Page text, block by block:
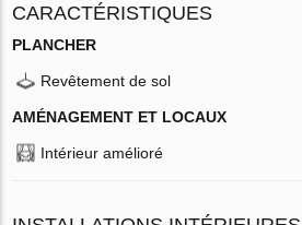
CARACTÉRISTIQUES
PLANCHER
Revêtement de sol
AMÉNAGEMENT ET LOCAUX
Intérieur amélioré